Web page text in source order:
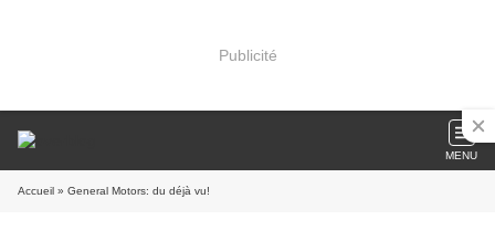
Publicité
MENU
Accueil » General Motors: du déjà vu!